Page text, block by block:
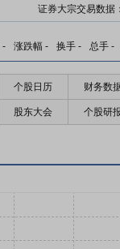
证券大宗交易数据：
- 涨跌幅 - 换手 - 总手 -
个股日历 财务数
股东大会 个股研